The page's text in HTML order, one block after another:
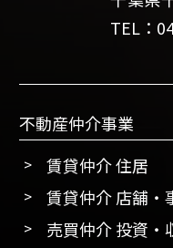
TEL：
不動産仲介事業
賃貸仲介 住居
賃貸仲介 店舗・
売買仲介 投資・